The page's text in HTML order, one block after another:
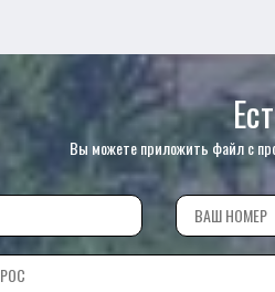
Вы можете приложить файл с